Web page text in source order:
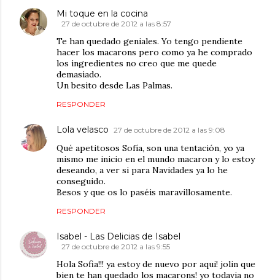
Mi toque en la cocina
27 de octubre de 2012 a las 8:57
Te han quedado geniales. Yo tengo pendiente
hacer los macarons pero como ya he comprado
los ingredientes no creo que me quede
demasiado.
Un besito desde Las Palmas.
RESPONDER
Lola velasco 27 de octubre de 2012 a las 9:08
Qué apetitosos Sofía, son una tentación, yo ya
mismo me inicio en el mundo macaron y lo estoy
deseando, a ver si para Navidades ya lo he
conseguido.
Besos y que os lo paséis maravillosamente.
RESPONDER
Isabel - Las Delicias de Isabel
27 de octubre de 2012 a las 9:55
Hola Sofia!!! ya estoy de nuevo por aqui! jolin que
bien te han quedado los macarons! yo todavia no